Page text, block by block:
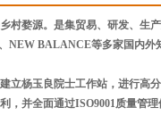
村婺源。是集贸易、研发、生
NEW BALANCE等多家国内外
立杨玉良院士工作站，进行高
，并全面通过ISO9001质量管